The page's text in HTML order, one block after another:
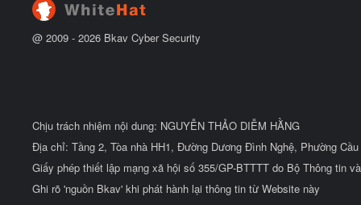
@ 2009 - 2026 Bkav Cyber Security
Chịu trách nhiệm nội dung: NGUYỄN THẢO DIỄM HẰNG
Địa chỉ: Tầng 2, Tòa nhà HH1, Đường Dương Đình Nghệ, Phường
Giấy phép thiết lập mạng xã hội số 355/GP-BTTTT do Bộ Thông tin
Ghi rõ 'nguồn Bkav' khi phát hành lại thông tin từ Website này